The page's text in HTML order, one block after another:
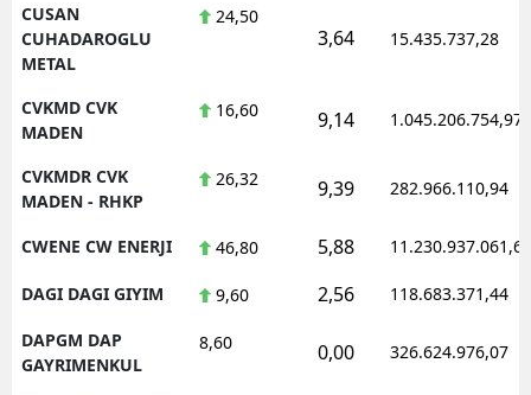
CUSAN
CUHADAROGLU
METAL
24,50
3,64 15.435.737,28
CVKMD CVK
MADEN
16,60 9,14 1.045.206.754,97
CVKMDR CVK
MADEN - RHKP
26,32 9,39 282.966.110,94
CWENE CW ENERJI 46,80 5,88 11.230.937.061,62
DAGI DAGI GIYIM 9,60 2,56 118.683.371,44
DAPGM DAP
GAYRIMENKUL
8,60 0,00 326.624.976,07